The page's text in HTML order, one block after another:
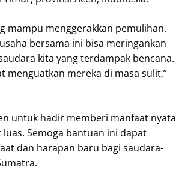
mampu menggerakkan pemulihan.
bersama ini bisa meringankan
kita yang terdampak bencana.
menguatkan mereka di masa sulit,”
untuk hadir memberi manfaat nyata
luas. Semoga bantuan ini dapat
dan harapan baru bagi saudara-